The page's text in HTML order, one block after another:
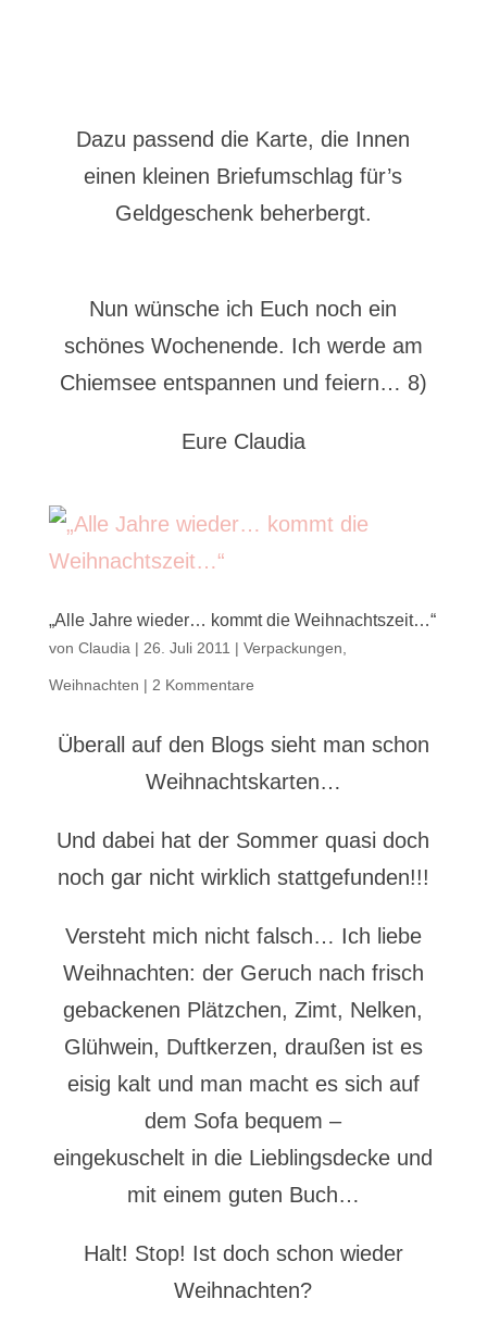
Dazu passend die Karte, die Innen
einen kleinen Briefumschlag für’s
Geldgeschenk beherbergt.
Nun wünsche ich Euch noch ein
schönes Wochenende. Ich werde am
Chiemsee entspannen und feiern… 8)
Eure Claudia
„Alle Jahre wieder… kommt die Weihnachtszeit…“
von Claudia | 26. Juli 2011 | Verpackungen
Weihnachten | 2 Kommentare
Überall auf den Blogs sieht man schon
Weihnachtskarten…
Und dabei hat der Sommer quasi doch
noch gar nicht wirklich stattgefunden!!!
Versteht mich nicht falsch… Ich liebe
Weihnachten: der Geruch nach frisch
gebackenen Plätzchen, Zimt, Nelken,
Glühwein, Duftkerzen, draußen ist es
eisig kalt und man macht es sich auf
dem Sofa bequem –
eingekuschelt in die Lieblingsdecke und
mit einem guten Buch…
Halt! Stop! Ist doch schon wieder
Weihnachten?